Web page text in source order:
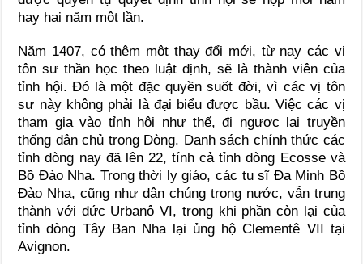
hay hai năm một lần.
Năm 1407, có thêm một thay đổi mới, từ nay các vị
tôn sư thần học theo luật định, sẽ là thành viên của
tỉnh hội. Đó là một đặc quyền suốt đời, vì các vị tôn
sư này không phải là đại biểu được bầu. Việc các vị
tham gia vào tỉnh hội như thế, đi ngược lại truyền
thống dân chủ trong Dòng. Danh sách chính thức các
tỉnh dòng nay đã lên 22, tính cả tỉnh dòng Ecosse và
Bồ Đào Nha. Trong thời ly giáo, các tu sĩ Đa Minh Bồ
Đào Nha, cũng như dân chúng trong nước, vẫn trung
thành với đức Urbanô VI, trong khi phần còn lại của
tỉnh dòng Tây Ban Nha lại ủng hộ Clementê VII tại
Avignon.